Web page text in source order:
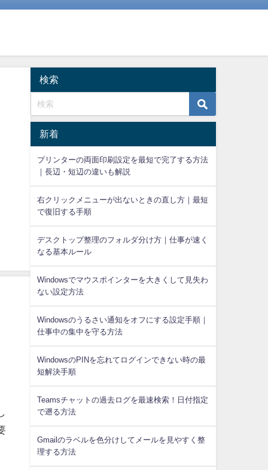
検索
新着
プリンターの両面印刷設定を最短で完了する方法
｜長辺・短辺の違いも解説
右クリックメニューが出ないときの直し方｜最短
で復旧する手順
デスクトップ整理のフォルダ分け方｜仕事が速く
なる基本ルール
Windowsでマウスポインターを大きくして見失わ
ない設定方法
Windowsのうるさい通知をオフにする設定手順｜
仕事中の集中を守る方法
WindowsのPINを忘れてログインできない時の最
短解決手順
Teamsチャットの過去ログを最速検索！日付指定
で遡る方法
Gmailのラベルを色分けしてメールを見やすく整
理する方法